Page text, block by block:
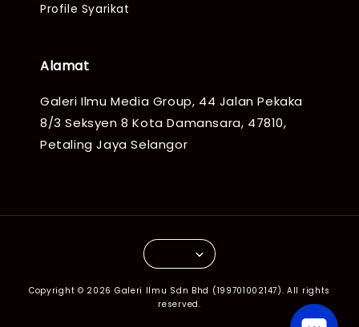
Profile Syarikat
Alamat
Galeri Ilmu Media Group, 44 Jalan Pekaka
8/3 Seksyen 8 Kota Damansara, 47810,
Petaling Jaya Selangor
Copyright © 2026 Galeri Ilmu Sdn Bhd (199701002147). All rights
reserved.